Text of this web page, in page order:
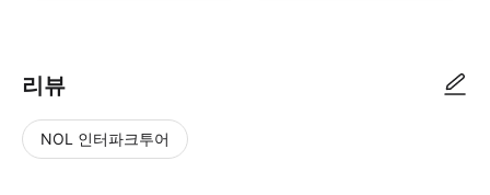
리뷰
NOL 인터파크투어